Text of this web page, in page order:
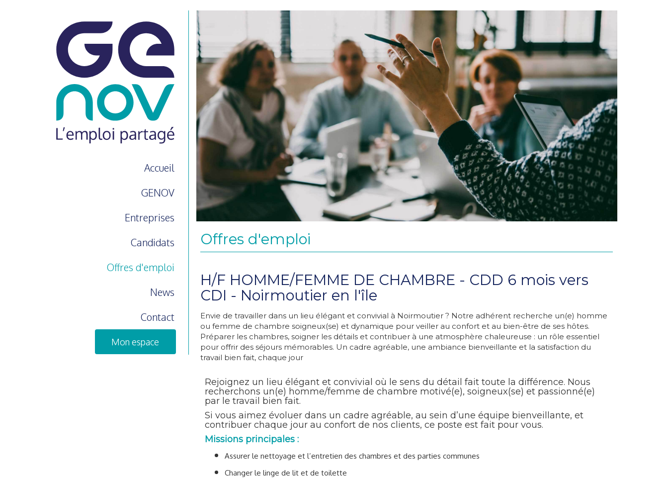
Accueil
GENOV
Entreprises
Candidats
Offres d'emploi
News
Contact
Mon espace
Offres d'emploi
H/F HOMME/FEMME DE CHAMBRE - CDD 6 mois vers
CDI - Noirmoutier en l'île
Envie de travailler dans un lieu élégant et convivial à Noirmoutier ? Notre adhérent recherche un(e) homme
ou femme de chambre soigneux(se) et dynamique pour veiller au confort et au bien-être de ses hôtes.
Préparer les chambres, soigner les détails et contribuer à une atmosphère chaleureuse : un rôle essentiel
pour offrir des séjours mémorables. Un cadre agréable, une ambiance bienveillante et la satisfaction du
travail bien fait, chaque jour
Rejoignez un lieu élégant et convivial où le sens du détail fait toute la différence. Nous
recherchons un(e) homme/femme de chambre motivé(e), soigneux(se) et passionné(e)
par le travail bien fait.
Si vous aimez évoluer dans un cadre agréable, au sein d’une équipe bienveillante, et
contribuer chaque jour au confort de nos clients, ce poste est fait pour vous.
Missions principales :
Assurer le nettoyage et l’entretien des chambres et des parties communes
Changer le linge de lit et de toilette